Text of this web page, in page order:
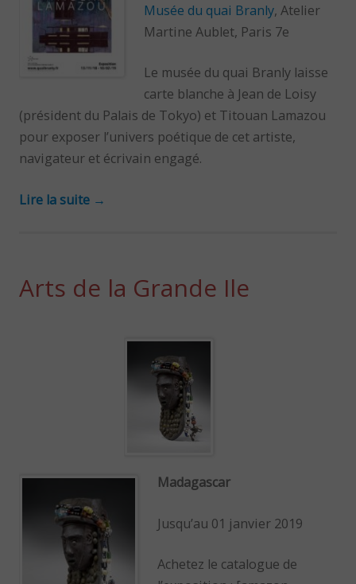
Musée du quai Branly, Atelier
Martine Aublet, Paris 7e
Le musée du quai Branly laisse
carte blanche à Jean de Loisy
(président du Palais de Tokyo) et Titouan Lamazou
pour exposer l’univers poétique de cet artiste,
navigateur et écrivain engagé.
Lire la suite →
Arts de la Grande Ile
Madagascar
Jusqu’au 01 janvier 2019
Achetez le catalogue de